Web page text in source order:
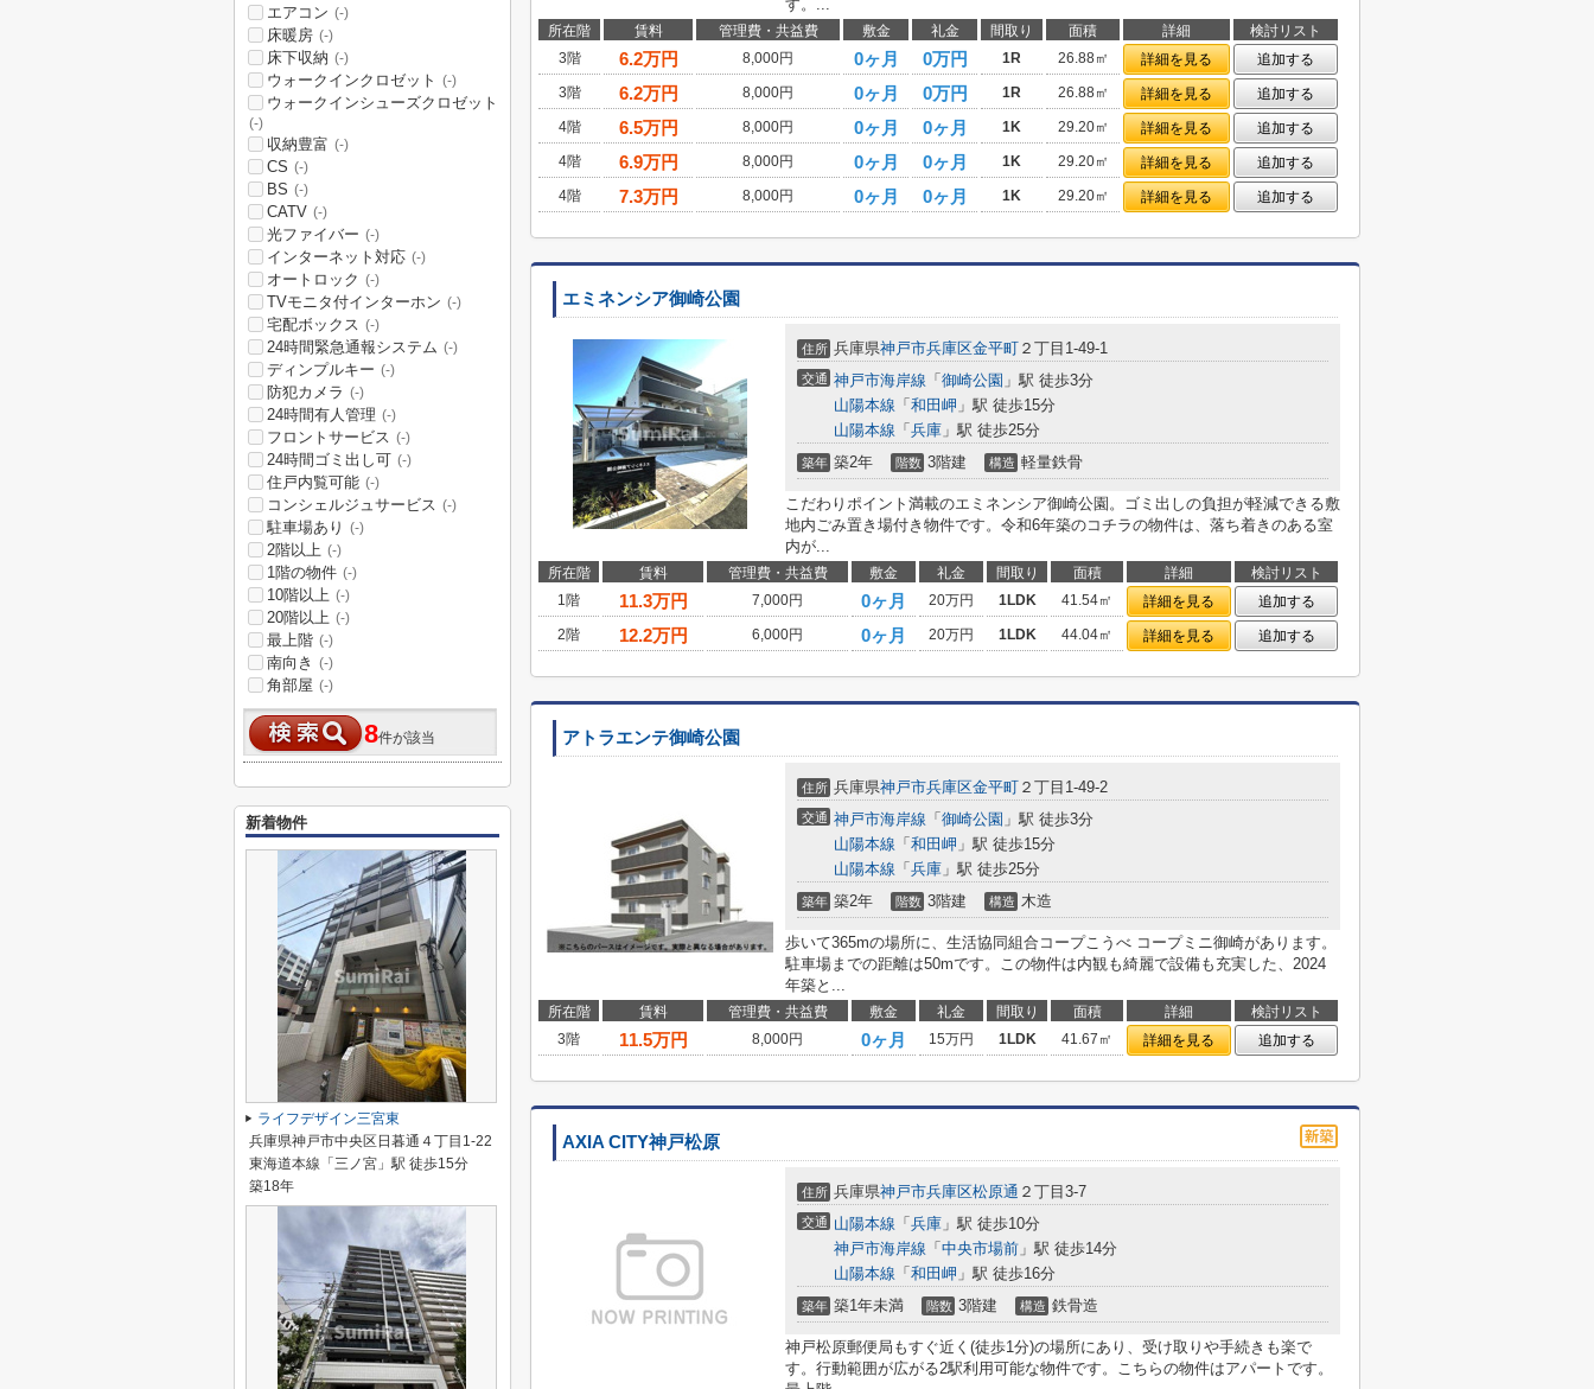
す。...
所在階 賃料 管理費・共益費 敷金 礼金 間取り 面積 詳細
検討リスト
3階
6.2万円 8,000円 0ヶ月 0万円 1R 26.88㎡ 詳細を見る
追加する
3階
6.2万円 8,000円 0ヶ月 0万円 1R 26.88㎡ 詳細を見る
追加する
4階
6.5万円 8,000円 0ヶ月 0ヶ月 1K 29.20㎡ 詳細を見る
追加する
4階
6.9万円 8,000円 0ヶ月 0ヶ月 1K 29.20㎡ 詳細を見る
追加する
4階
7.3万円 8,000円 0ヶ月 0ヶ月 1K 29.20㎡ 詳細を見る 追加する
エミネンシア御崎公園
住所 兵庫県神戸市兵庫区金平町 ２丁目1-49-1
交通 神戸市海岸線 「 御崎公園 」駅 徒歩3分
山陽本線 「 和田岬 」駅 徒歩15分
山陽本線 「 兵庫 」駅 徒歩25分
築年 築2年 階数 3階建 構造 軽量鉄骨
こだわりポイント満載のエミネンシア御崎公園。ゴミ出しの負担が軽減できる敷
地内ごみ置き場付き物件です。令和6年築のコチラの物件は、落ち着きのある室
内が...
所在階 賃料 管理費・共益費 敷金 礼金 間取り 面積 詳細
検討リスト
1階
11.3万円 7,000円 0ヶ月 20万円 1LDK 41.54㎡ 詳細を見る
追加する
2階
12.2万円 6,000円 0ヶ月 20万円 1LDK 44.04㎡ 詳細を見る 追加する
アトラエンテ御崎公園
住所 兵庫県神戸市兵庫区金平町 ２丁目1-49-2
交通 神戸市海岸線 「 御崎公園 」駅 徒歩3分
山陽本線 「 和田岬 」駅 徒歩15分
山陽本線 「 兵庫 」駅 徒歩25分
築年 築2年 階数 3階建 構造 木造
歩いて365mの場所に、生活協同組合コープこうべ コープミニ御崎があります。
駐車場までの距離は50mです。この物件は内観も綺麗で設備も充実した、2024
年築と...
所在階 賃料 管理費・共益費 敷金 礼金 間取り 面積 詳細
検討リスト
3階
11.5万円 8,000円 0ヶ月 15万円 1LDK 41.67㎡ 詳細を見る 追加する
AXIA CITY神戸松原
住所 兵庫県神戸市兵庫区松原通 ２丁目3-7
交通 山陽本線 「 兵庫 」駅 徒歩10分
神戸市海岸線 「 中央市場前 」駅 徒歩14分
山陽本線 「 和田岬 」駅 徒歩16分
築年 築1年未満 階数 3階建 構造 鉄骨造
神戸松原郵便局もすぐ近く(徒歩1分)の場所にあり、受け取りや手続きも楽で
す。行動範囲が広がる2駅利用可能な物件です。こちらの物件はアパートです。
エアコン (-)
床暖房 (-)
床下収納 (-)
ウォークインクロゼット (-)
ウォークインシューズクロゼット
(-)
収納豊富 (-)
CS (-)
BS (-)
CATV (-)
光ファイバー (-)
インターネット対応 (-)
オートロック (-)
TVモニタ付インターホン (-)
宅配ボックス (-)
24時間緊急通報システム (-)
ディンプルキー (-)
防犯カメラ (-)
24時間有人管理 (-)
フロントサービス (-)
24時間ゴミ出し可 (-)
住戸内覧可能 (-)
コンシェルジュサービス (-)
駐車場あり (-)
2階以上 (-)
1階の物件 (-)
10階以上 (-)
20階以上 (-)
最上階 (-)
南向き (-)
角部屋 (-)
8件が該当
新着物件
ライフデザイン三宮東
兵庫県神戸市中央区日暮通４丁目1-22
東海道本線「三ノ宮」駅 徒歩15分
築18年